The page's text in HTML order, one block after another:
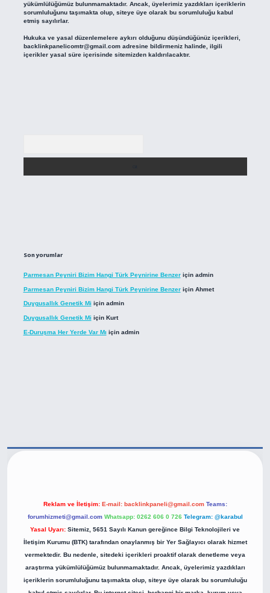
yükümlülüğümüz bulunmamaktadır. Ancak, üyelerimiz yazdıkları içeriklerin
sorumluluğunu taşımakta olup, siteye üye olarak bu sorumluluğu kabul
etmiş sayılırlar.
Hukuka ve yasal düzenlemelere aykırı olduğunu düşündüğünüz içerikleri,
backlinkpanelicomtr@gmail.comadresine bildirmeniz halinde, ilgili
içerikler yasal süre içerisinde sitemizden kaldırılacaktır.
Son yorumlar
Parmesan Peyniri Bizim Hangi Türk Peynirine Benzeriçin admin
Parmesan Peyniri Bizim Hangi Türk Peynirine Benzeriçin Ahmet
Duygusallık Genetik Mi için admin
Duygusallık Genetik Mi için Kurt
E-Duruşma Her Yerde Var Mı için admin
Reklam ve İletişim: E-mail: backlinkpaneli@gmail.com Teams:
forumhizmeti@gmail.com Whatsapp: 0262 606 0 726 Telegram: @karabul
Yasal Uyarı: Sitemiz, 5651 Sayılı Kanun gereğince Bilgi Teknolojileri ve
İletişim Kurumu (BTK) tarafından onaylanmış bir Yer Sağlayıcı olarak hizmet
vermektedir. Bu nedenle, sitedeki içerikleri proaktif olarak denetleme veya
araştırma yükümlülüğümüz bulunmamaktadır. Ancak, üyelerimiz yazdıkları
içeriklerin sorumluluğunu taşımakta olup, siteye üye olarak bu sorumluluğu